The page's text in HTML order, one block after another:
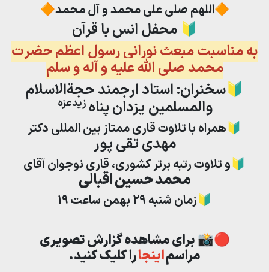
🔶اللهم صلی علی محمد و آل محمد🔶
🔰 محفل انس با قرآن
به مناسبت مبعث نورانی رسول اعظم حضرت
محمد صلی الله علیه و آله و سلم
🔰سخنران: استاد ارجمند حجةالاسلام
والمسلمین یزدان پناهزیدعزه
🔰همراه با تلاوت قاری ممتاز بین المللی دکتر
مهدی تقی پور
🔰و تلاوت رتبه برتر کشوری، قاری نوجوان آقای
محمد حسین اقبالی
🔰زمان شنبه ۲۹ بهمن ساعت ۱۹
🔴📸 برای مشاهده گزارش تصویری
مراسماینجارا کلیک کنید.